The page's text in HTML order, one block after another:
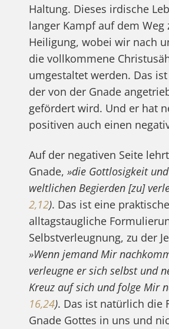
Haltung. Dieses irdische
langer Kampf auf dem Weg
Heiligung, wobei wir nach
die vollkommene
umgestaltet werden. Das
der von der Gnade
gefördert wird. Und er hat
positiven auch einen
Auf der negativen Seite
Gnade, »die Gottlosigkeit
weltlichen Begierden [zu]
2,12). Das ist eine
alltagstaugliche
Selbstverleugnung, zu der
»Wenn jemand Mir
verleugne er sich selbst und
Kreuz auf sich und folge Mir
16,24). Das ist natürlich die
Gnade Gottes in uns und